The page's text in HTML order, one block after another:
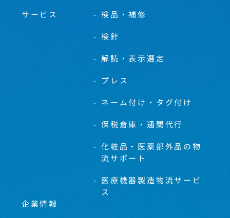
サービス 検品・補修
検針
解読・表示選定
プレス
ネーム付け・タグ付け
保税倉庫・通関代行
化粧品・医薬部外品の物
流サポート
医療機器製造物流サービ
ス
企業情報